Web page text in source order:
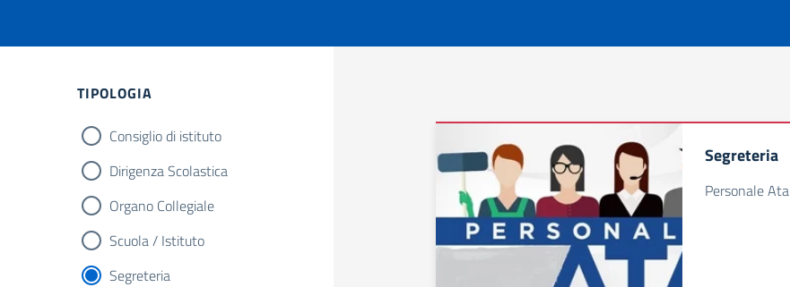
TIPOLOGIA
Consiglio di istituto
Dirigenza Scolastica
Organo Collegiale
Scuola / Istituto
Segreteria
Segreteria
Personale Ata